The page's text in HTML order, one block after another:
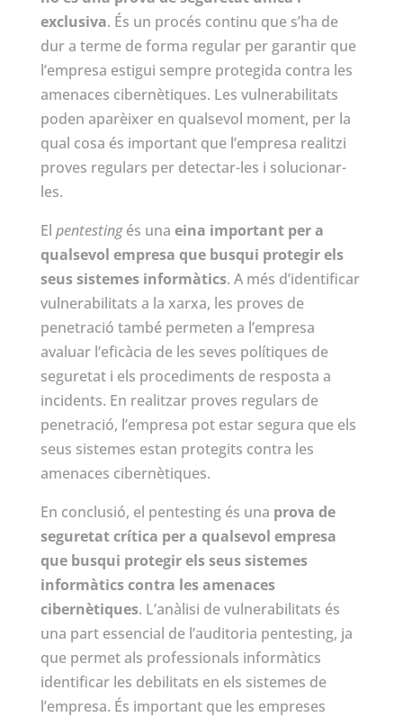
exclusiva. És un procés continu que s’ha de
dur a terme de forma regular per garantir que
l’empresa estigui sempre protegida contra les
amenaces cibernètiques. Les vulnerabilitats
poden aparèixer en qualsevol moment, per la
qual cosa és important que l’empresa realitzi
proves regulars per detectar-les i solucionar-
les.
El pentestingés una eina important per a
qualsevol empresa que busqui protegir els
seus sistemes informàtics. A més d’identificar
vulnerabilitats a la xarxa, les proves de
penetració també permeten a l’empresa
avaluar l’eficàcia de les seves polítiques de
seguretat i els procediments de resposta a
incidents. En realitzar proves regulars de
penetració, l’empresa pot estar segura que els
seus sistemes estan protegits contra les
amenaces cibernètiques.
En conclusió, el pentesting és una prova de
seguretat crítica per a qualsevol empresa
que busqui protegir els seus sistemes
informàtics contra les amenaces
cibernètiques. L’anàlisi de vulnerabilitats és
una part essencial de l’auditoria pentesting, ja
que permet als professionals informàtics
identificar les debilitats en els sistemes de
l’empresa. És important que les empreses